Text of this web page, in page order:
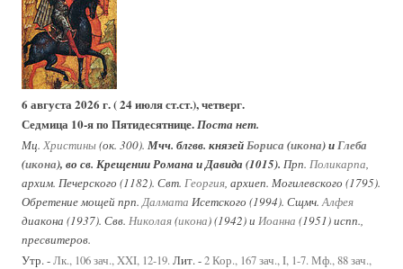
6 августа 2026 г. ( 24 июля ст.ст.), четверг.
Седмица 10-я по Пятидесятнице.Поста нет.
Мц. Христины(ок. 300). Мчч. блгвв. князейБориса (икона) иГлеба
(икона), во св. Крещении Романа и Давида (1015). Прп. Поликарпа,
архим. Печерского (1182). Свт. Георгия, архиеп. Могилевского (1795).
Обретение мощей прп.Далмата Исетского (1994). Сщмч.Алфея
диакона (1937). Свв. Николая(икона) (1942) и Иоанна (1951) испп.,
пресвитеров.
Утр. -Лк., 106 зач., XXI, 12-19. Лит. -2 Кор., 167 зач., I, 1-7. Мф., 88 зач.,